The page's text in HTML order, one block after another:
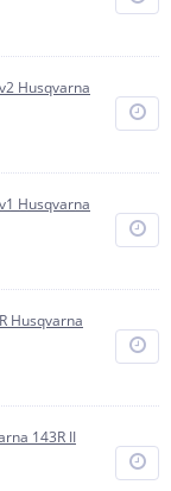
Husqvarna
Husqvarna
Husqvarna
143R II